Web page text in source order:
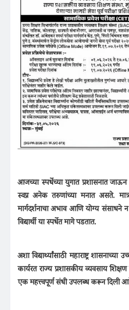
आजच्या स्पर्धेच्या युगात प्रशासनात
स्वप्न अनेक तरुणांच्या मनात असते.
मार्गदर्शनाचा अभाव आणि योग्य
विद्यार्थी या स्पर्धेत मागे पडतात.
अशा विद्यार्थ्यांसाठी महाराष्ट्र शासनाच्या
कार्यरत राज्य प्रशासकीय व्यवसाय
एक महत्त्वपूर्ण संधी उपलब्ध करून दिली